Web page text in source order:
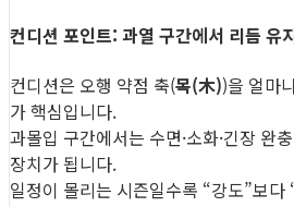
컨디션 포인트: 과열 구간에서 리듬 유
컨디션은 오행 약점 축(목(木))을 얼마
가 핵심입니다.
과몰입 구간에서는 수면·소화·긴장 완
장치가 됩니다.
일정이 몰리는 시즌일수록 “강도”보